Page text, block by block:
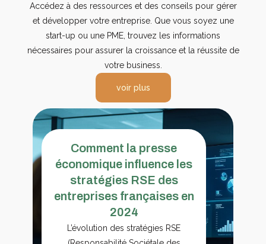
Comment la presse
économique influence les
stratégies RSE des
entreprises françaises en
2024
L’évolution des stratégies RSE
Accédez à des ressources et des conseils pour gérer
et développer votre entreprise. Que vous soyez une
start-up ou une PME, trouvez les informations
nécessaires pour assurer la croissance et la réussite de
votre business.
voir plus